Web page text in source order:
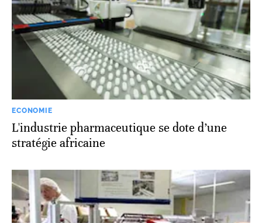
ECONOMIE
L'industrie pharmaceutique se dote d’une
stratégie africaine